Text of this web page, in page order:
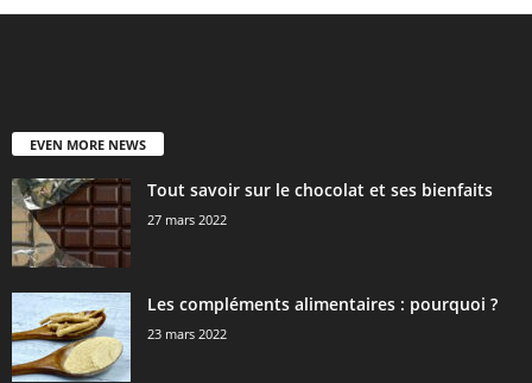
EVEN MORE NEWS
Tout savoir sur le chocolat et ses bienfaits
27 mars 2022
Les compléments alimentaires : pourquoi ?
23 mars 2022